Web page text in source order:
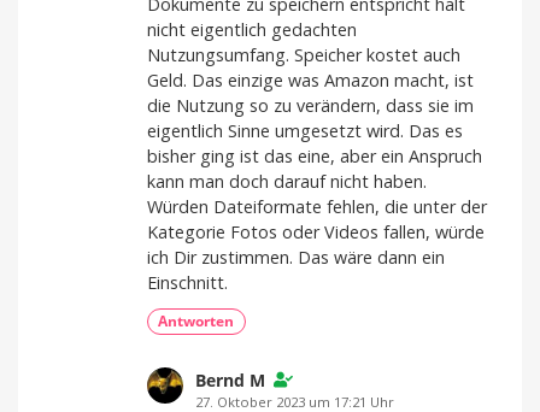
Dokumente zu speichern entspricht halt
nicht eigentlich gedachten
Nutzungsumfang. Speicher kostet auch
Geld. Das einzige was Amazon macht, ist
die Nutzung so zu verändern, dass sie im
eigentlich Sinne umgesetzt wird. Das es
bisher ging ist das eine, aber ein Anspruch
kann man doch darauf nicht haben.
Würden Dateiformate fehlen, die unter der
Kategorie Fotos oder Videos fallen, würde
ich Dir zustimmen. Das wäre dann ein
Einschnitt.
Antworten
Bernd M
27. Oktober 2023 um 17:21 Uhr